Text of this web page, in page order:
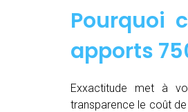
Pourquoi
apports
Exxactitude met à
transparence le coût